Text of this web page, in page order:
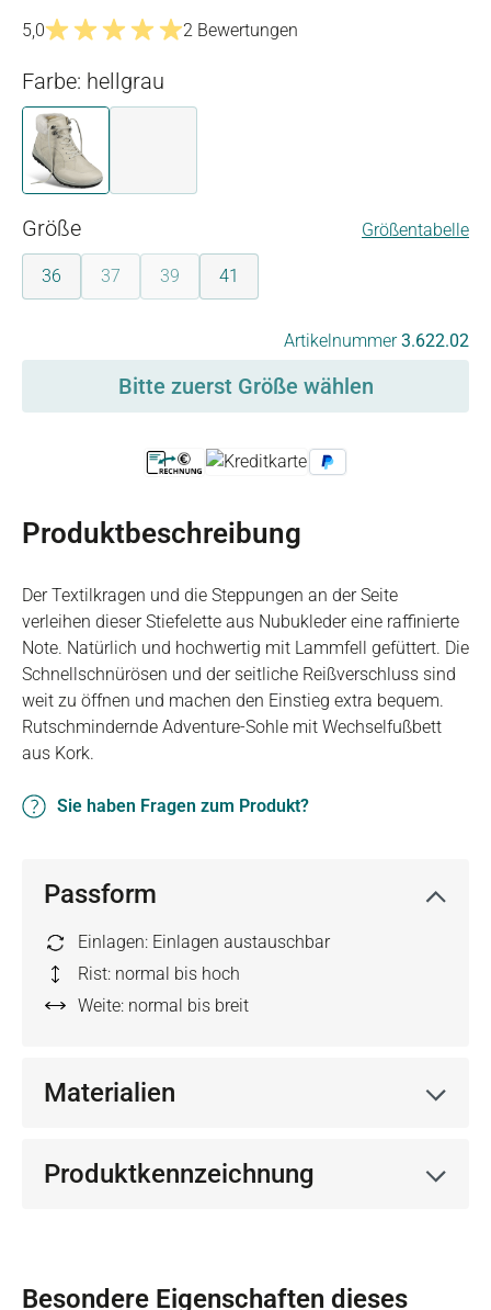
5,0
2 Bewertungen
Farbe: hellgrau
hellgrau
Größeauswählen Größentabelle
36 37(Diese Option ist zurzeit nicht verfügbar.)
39(Diese Option ist zurzeit nicht verfügbar.)
41
Artikelnummer3.622.02
Bitte zuerst Größe wählen
Produktbeschreibung
Der Textilkragen und die Steppungen an der Seite
verleihen dieser Stiefelette aus Nubukleder eine raffinierte
Note. Natürlich und hochwertig mit Lammfell gefüttert. Die
Schnellschnürösen und der seitliche Reißverschluss sind
weit zu öffnen und machen den Einstieg extra bequem.
Rutschmindernde Adventure-Sohle mit Wechselfußbett
aus Kork.
Sie haben Fragen zum Produkt?
Passform
Einlagen: Einlagen austauschbar
Rist: normal bis hoch
Weite: normal bis breit
Materialien
Produktkennzeichnung
Besondere Eigenschaften dieses